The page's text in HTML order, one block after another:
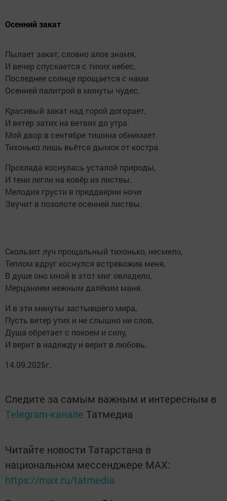
Осенний закат
Пылает закат, словно алое знамя,
И вечер спускается с тихих небес,
Последнее солнце прощается с нами
Осенней палитрой в минуты чудес.
Красивый закат над горой догорает,
И ветер затих на ветвях до утра.
Мой двор в сентябре тишина обнимает.
Тихонько лишь вьётся дымок от костра.
Прохлада коснулась усталой природы,
И тени легли на ковёр из листвы.
Мелодия грусти в преддверии ночи
Звучит в позолоте осенней листвы.
Скользит луч прощальный тихонько, несмело,
Теплом вдруг коснулся встревожив меня,
В душе оно мной в этот миг овладело,
Мерцанием нежным далёким маня.
И в эти минуты застывшего мира,
Пусть ветер утих и не слышно ни слов,
Душа обретает с покоем и силу,
И верит в надежду и верит в любовь.
14.09.2025г.
Следите за самым важным и интересным в
Telegram-канале Татмедиа
Читайте новости Татарстана в
национальном мессенджере MАХ:
https://max.ru/tatmedia